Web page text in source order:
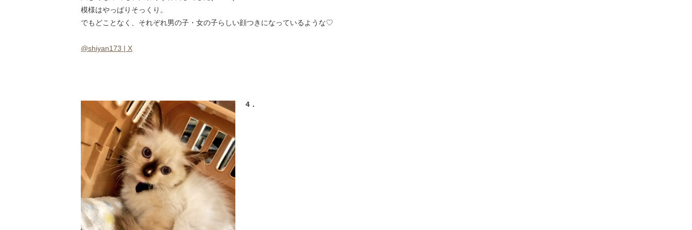
模様はやっぱりそっくり。
でもどことなく、それぞれ男の子・女の子らしい顔つきになっているような♡
@shiyan173 | X
4．